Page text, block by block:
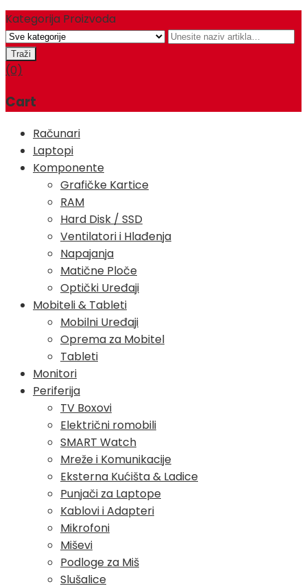
Kategorija Proizvoda
(0)
Cart
Računari
Laptopi
Komponente
Grafičke Kartice
RAM
Hard Disk / SSD
Ventilatori i Hlađenja
Napajanja
Matične Ploče
Optički Uređaji
Mobiteli & Tableti
Mobilni Uređaji
Oprema za Mobitel
Tableti
Monitori
Periferija
TV Boxovi
Električni romobili
SMART Watch
Mreže i Komunikacije
Eksterna Kućišta & Ladice
Punjači za Laptope
Kablovi i Adapteri
Mikrofoni
Miševi
Podloge za Miš
Slušalice